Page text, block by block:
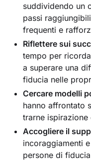
suddividendo un
passi
frequenti e
Riflettere sui
tempo per
a superare una
fiducia nelle
Cercare modelli
hanno affrontato
trarne
Accogliere il
incoraggiamenti
persone di